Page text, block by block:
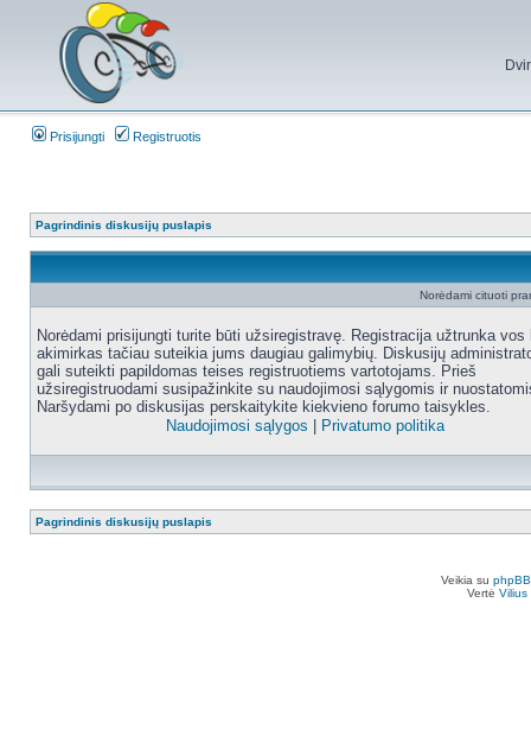
Prisijungti Registruotis
Pagrindinis diskusijų puslapis
Norėdami cituoti
Norėdami prisijungti turite būti užsiregistravę. Registracija užtrunka vos
akimirkas tačiau suteikia jums daugiau galimybių. Diskusijų
gali suteikti papildomas teises registruotiems vartotojams. Prieš
užsiregistruodami susipažinkite su naudojimosi sąlygomis ir
Naršydami po diskusijas perskaitykite kiekvieno forumo taisykles.
Naudojimosi sąlygos
Privatumo politika
Pagrindinis diskusijų puslapis
Veikia su phpBB
Vertė Vilius